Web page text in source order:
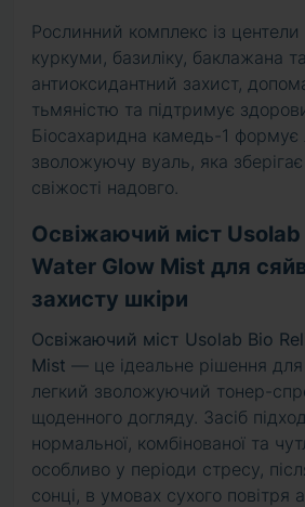
Рослинний комплекс із центели
куркуми, базиліку, баклажана
антиоксидантний захист,
тьмяністю та підтримує
Біосахаридна камедь-1 формує
зволожуючу вуаль, яка зберігає
свіжості надовго.
Освіжаючий міст Usolab
Water Glow Mist для
захисту шкіри
Освіжаючий міст Usolab Bio
Mist — це ідеальне рішення
легкий зволожуючий тонер-
щоденного догляду. Засіб
нормальної, комбінованої та
особливо у періоди стресу,
сонці, в умовах сухого повітря